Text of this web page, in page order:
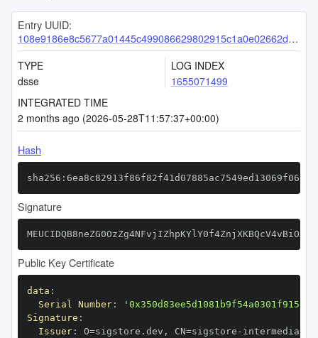
Entry UUID:
108e9186e8c5677a01445c499086629802915c1a0e02662dac30cecc72c061f69a6e7345b95a01ad
TYPE
dsse
LOG INDEX
1655071499
INTEGRATED TIME
2 months ago (2026-05-28T11:57:37+00:00)
Hash
Signature
Public Key Certificate
data :
Serial Number:
Signature :
Issuer: O=sigstore.dev , CN=sigstore -